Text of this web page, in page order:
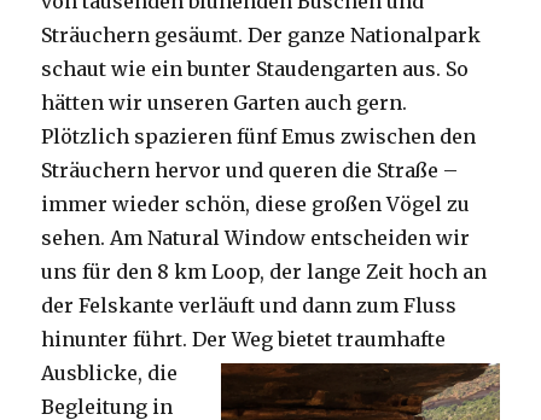
Sträuchern gesäumt. Der ganze Nationalpark
schaut wie ein bunter Staudengarten aus. So
hätten wir unseren Garten auch gern.
Plötzlich spazieren fünf Emus zwischen den
Sträuchern hervor und queren die Straße –
immer wieder schön, diese großen Vögel zu
sehen. Am Natural Window entscheiden wir
uns für den 8 km Loop, der lange Zeit hoch an
der Felskante verläuft und dann zum Fluss
hinunter führt. Der Weg bietet traumhafte
Ausblicke, die
Begleitung in